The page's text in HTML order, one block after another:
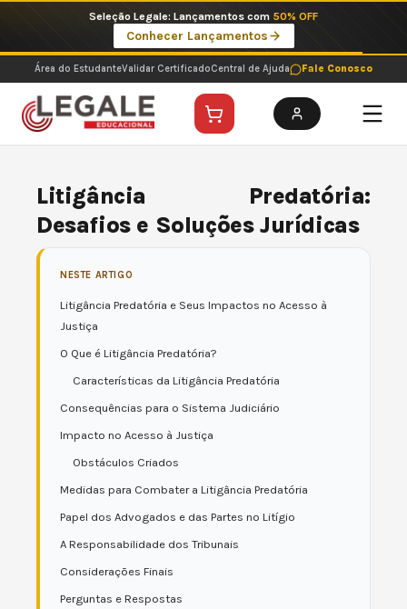
o
conteúdo
Imperdíveis no Pix: Pós Selecionadas a 199 reais no pix em parcela única
Ver ofertas
Área do EstudanteValidar CertificadoCentral de Ajuda Fale Conosco
Litigância Predatória:
Desafios e Soluções Jurídicas
NESTE ARTIGO
Litigância Predatória e Seus Impactos no Acesso à
Justiça
O Que é Litigância Predatória?
Características da Litigância Predatória
Consequências para o Sistema Judiciário
Impacto no Acesso à Justiça
Obstáculos Criados
Medidas para Combater a Litigância Predatória
Papel dos Advogados e das Partes no Litígio
A Responsabilidade dos Tribunais
Considerações Finais
Perguntas e Respostas